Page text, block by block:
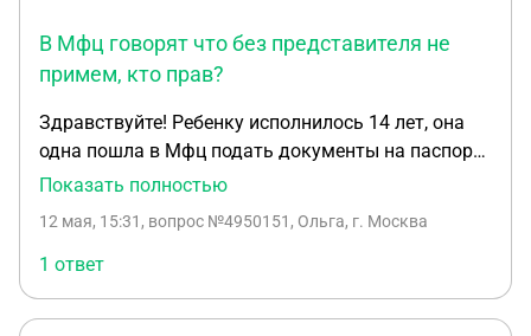
имеет и паспорт РФ?
В Мфц говорят что без представителя не
примем, кто прав?
Здравствуйте! Ребенку исполнилось 14 лет, она
одна пошла в Мфц подать документы на паспорт,
принимать ее отказались без одного из
представитель не требуется на получение
паспорта РФ. В Мфц говорят что без
представителя не примем, кто прав?
Показать полностью
12 мая, 15:31 , вопрос №4950151, Ольга, г. Москва
1 ответ